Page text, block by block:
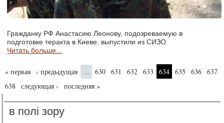
Гражданку РФ Анастасию Леонову, подозреваемую в
подготовке теракта в Киеве, выпустили из СИЗО.
Читать больше...
Страницы
« первая ‹ предыдущая … 630 631 632 633 634 635 636
637
638
следующая › последняя »
в полі зору